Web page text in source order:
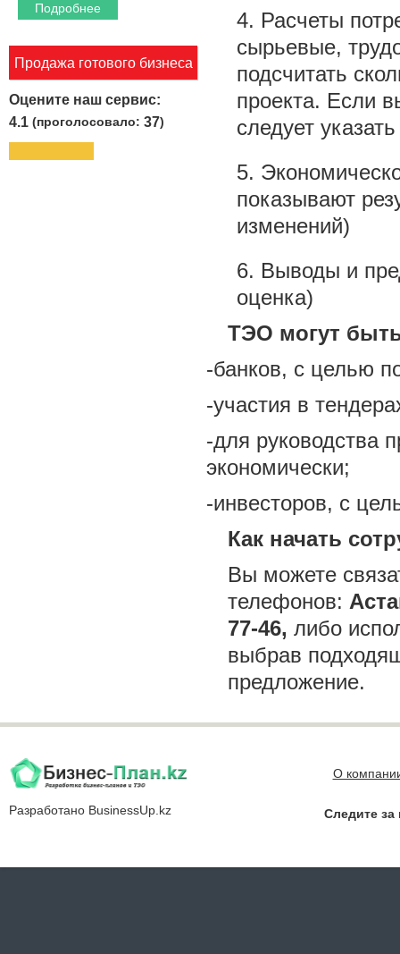
Подробнее
Продажа готового бизнеса
Оцените наш сервис:
4.1 (проголосовало:37)
Расчеты
сырьевые,
подсчитать
проекта. Если
следует
показывают
изменений)
Выводы и
оценка)
ТЭО могут
-банков, с целью
-участия в
-для руководства
экономически;
-инвесторов, с
Как начать
Вы можете
телефонов:
77-46, либо
выбрав
предложение.
Разработано BusinessUp.kz
О
Следите за